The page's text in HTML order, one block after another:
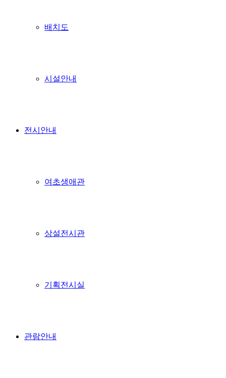
배치도
시설안내
전시안내
여초생애관
상설전시관
기획전시실
관람안내